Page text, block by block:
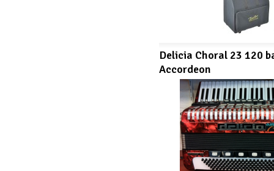
Delicia Choral 23 120
Accordeon